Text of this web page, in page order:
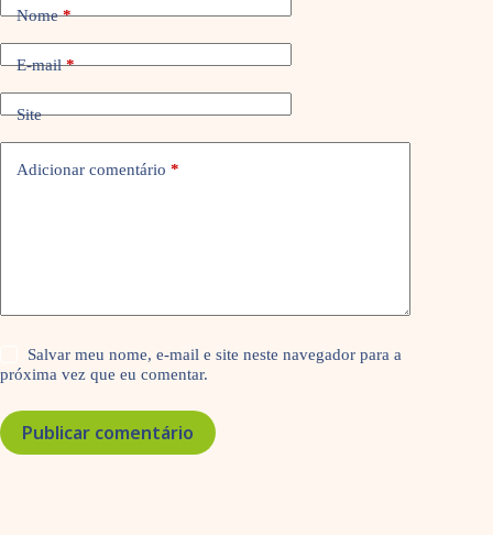
Nome*
E-mail*
Site
Adicionar comentário *
Salvar meu nome, e-mail e site neste navegador para a
próxima vez que eu comentar.
Publicar comentário